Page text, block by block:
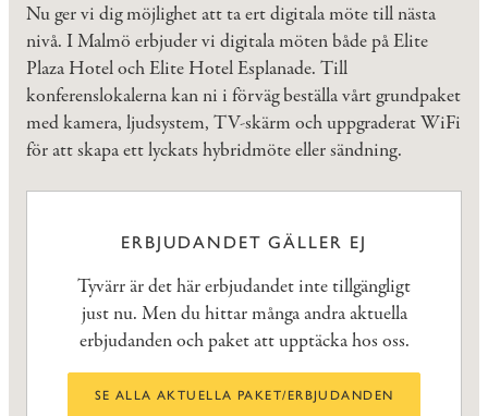
Nu ger vi dig möjlighet att ta ert digitala möte till nästa
nivå. I Malmö erbjuder vi digitala möten både på Elite
Plaza Hotel och Elite Hotel Esplanade. Till
konferenslokalerna kan ni i förväg beställa vårt grundpaket
med kamera, ljudsystem, TV-skärm och uppgraderat WiFi
för att skapa ett lyckats hybridmöte eller sändning.
ERBJUDANDET GÄLLER EJ
Tyvärr är det här erbjudandet inte tillgängligt
just nu. Men du hittar många andra aktuella
erbjudanden och paket att upptäcka hos oss.
SE ALLA AKTUELLA PAKET/ERBJUDANDEN